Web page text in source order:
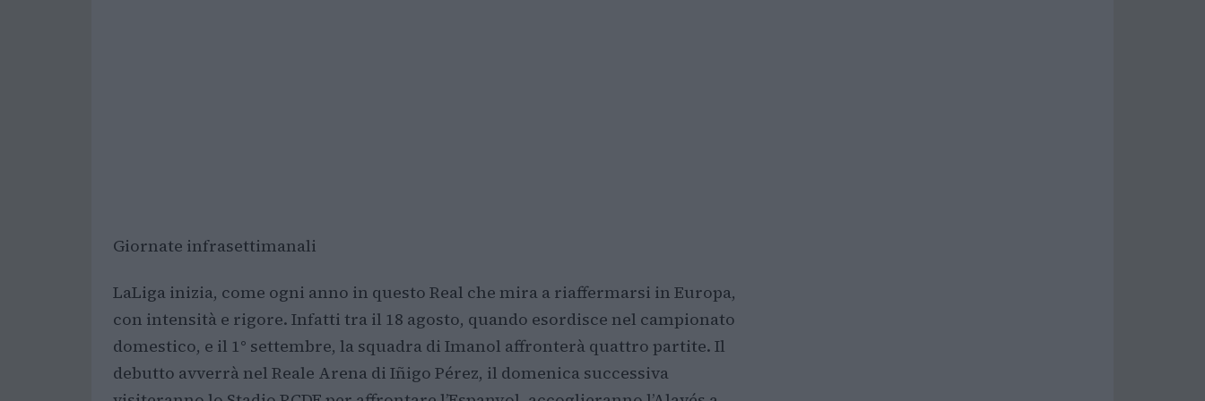
Giornate infrasettimanali
LaLiga inizia, come ogni anno in questo Real che mira a riaffermarsi in Europa,
con intensità e rigore. Infatti tra il 18 agosto, quando esordisce nel campionato
domestico, e il 1° settembre, la squadra di Imanol affronterà quattro partite. Il
debutto avverrà nel Reale Arena di Iñigo Pérez, il domenica successiva